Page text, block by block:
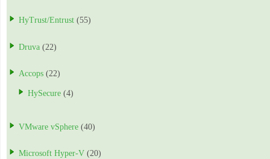
HyTrust/Entrust (55)
Druva (22)
Accops (22)
HySecure (4)
VMware vSphere (40)
Microsoft Hyper-V (20)